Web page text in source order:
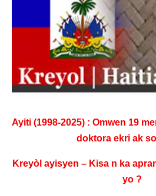
Ayiti (1998-2025) : Omwen 19
doktora ekri ak
Kreyòl ayisyen – Kisa n ka
yo ?